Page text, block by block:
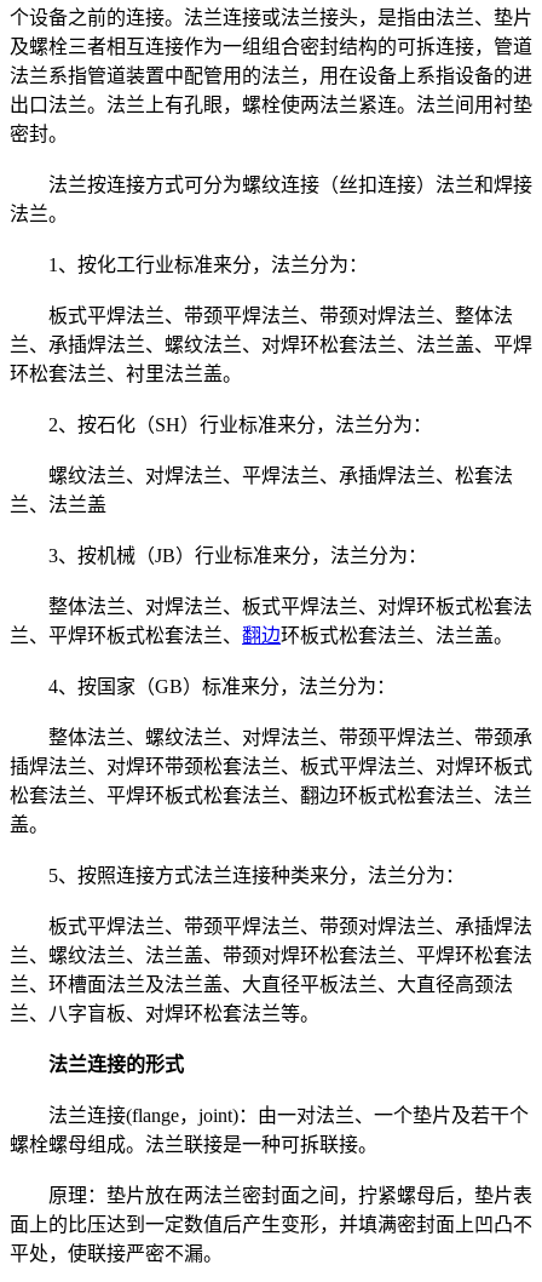
个设备之前的连接。法兰连接或法兰接头，是指由法兰、垫片
及螺栓三者相互连接作为一组组合密封结构的可拆连接，管道
法兰系指管道装置中配管用的法兰，用在设备上系指设备的进
出口法兰。法兰上有孔眼，螺栓使两法兰紧连。法兰间用衬垫
密封。
法兰按连接方式可分为螺纹连接（丝扣连接）法兰和焊接
法兰。
1、按化工行业标准来分，法兰分为：
板式平焊法兰、带颈平焊法兰、带颈对焊法兰、整体法
兰、承插焊法兰、螺纹法兰、对焊环松套法兰、法兰盖、平焊
环松套法兰、衬里法兰盖。
2、按石化（SH）行业标准来分，法兰分为：
螺纹法兰、对焊法兰、平焊法兰、承插焊法兰、松套法
兰、法兰盖
3、按机械（JB）行业标准来分，法兰分为：
整体法兰、对焊法兰、板式平焊法兰、对焊环板式松套法
兰、平焊环板式松套法兰、 翻边环板式松套法兰、法兰盖。
4、按国家（GB）标准来分，法兰分为：
整体法兰、螺纹法兰、对焊法兰、带颈平焊法兰、带颈承
插焊法兰、对焊环带颈松套法兰、板式平焊法兰、对焊环板式
松套法兰、平焊环板式松套法兰、翻边环板式松套法兰、法兰
盖。
5、按照连接方式法兰连接种类来分，法兰分为：
板式平焊法兰、带颈平焊法兰、带颈对焊法兰、承插焊法
兰、螺纹法兰、法兰盖、带颈对焊环松套法兰、平焊环松套法
兰、环槽面法兰及法兰盖、大直径平板法兰、大直径高颈法
兰、八字盲板、对焊环松套法兰等。
法兰连接的形式
法兰连接(flange，joint)：由一对法兰、一个垫片及若干个
螺栓螺母组成。法兰联接是一种可拆联接。
原理：垫片放在两法兰密封面之间，拧紧螺母后，垫片表
面上的比压达到一定数值后产生变形，并填满密封面上凹凸不
平处，使联接严密不漏。